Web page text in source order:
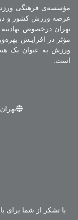
مؤسسه‌ی فرهنگی
عرصه ورزش کشور و در
تهران درخصوص
مؤثر در افزایـش
ورزش به عنوان یک
است.
با تشکر از شما برای